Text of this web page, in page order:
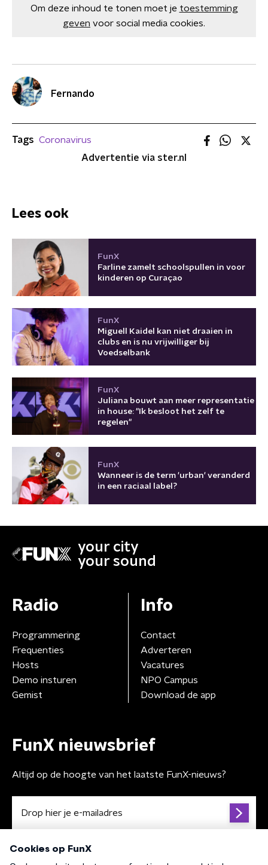
Om deze inhoud te tonen moet je toestemming
geven voor social media cookies.
Fernando
Tags Coronavirus
Advertentie via ster.nl
Lees ook
FunX
Farline zamelt schoolspullen in voor
kinderen op Curaçao
FunX
Miguell Kaidel kan niet draaien in
clubs en is nu vrijwilliger bij
Voedselbank
FunX
Juliana bouwt aan meer representatie
in house: "Ik besloot het zelf te
regelen"
FunX
Wanneer is de term 'urban' veranderd
in een raciaal label?
your city
your sound
Radio
Programmering
Frequenties
Hosts
Demo insturen
Gemist
Info
Contact
Adverteren
Vacatures
NPO Campus
Download de app
FunX nieuwsbrief
Altijd op de hoogte van het laatste FunX-nieuws?